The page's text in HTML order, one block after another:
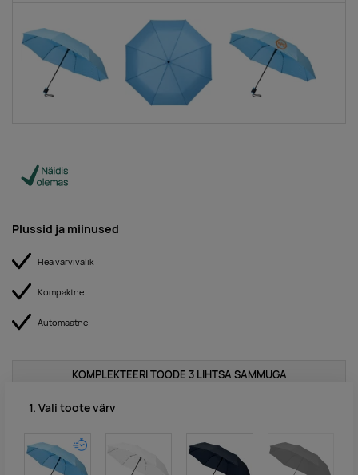
Plussid ja miinused
Hea värvivalik
Kompaktne
Automaatne
KOMPLEKTEERI TOODE 3 LIHTSA SAMMUGA
1. Vali toote värv